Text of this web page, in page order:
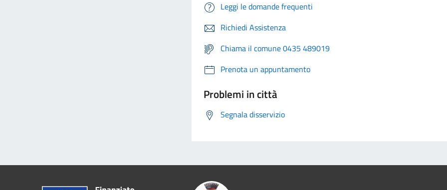
Leggi le domande frequenti
Richiedi Assistenza
Chiama il comune 0435 489019
Prenota un appuntamento
Problemi in città
Segnala disservizio